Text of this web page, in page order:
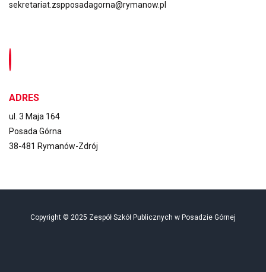
sekretariat.zspposadagorna@rymanow.pl
ADRES
ul. 3 Maja 164
Posada Górna
38-481 Rymanów-Zdrój
Copyright © 2025 Zespół Szkół Publicznych w Posadzie Górnej